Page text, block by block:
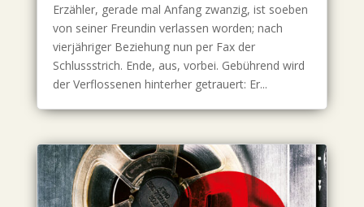
Erzähler, gerade mal Anfang zwanzig, ist soeben
von seiner Freundin verlassen worden; nach
vierjähriger Beziehung nun per Fax der
Schlussstrich. Ende, aus, vorbei. Gebührend wird
der Verflossenen hinterher getrauert: Er...